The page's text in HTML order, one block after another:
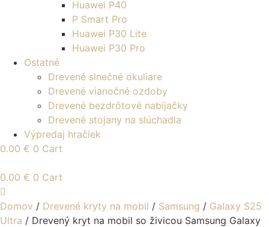
Huawei P40
P Smart Pro
Huawei P30 Lite
Huawei P30 Pro
Ostatné
Drevené slnečné okuliare
Drevené vianočné ozdoby
Drevené bezdrôtové nabíjačky
Drevené stojany na slúchadla
Výpredaj hračiek
0.00 € 0 Cart
0.00 € 0 Cart
Domov / Drevené kryty na mobil / Samsung / Galaxy S25
Ultra / Drevený kryt na mobil so živicou Samsung Galaxy